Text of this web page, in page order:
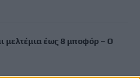
μελτέμια έως 8 μποφόρ – Ο